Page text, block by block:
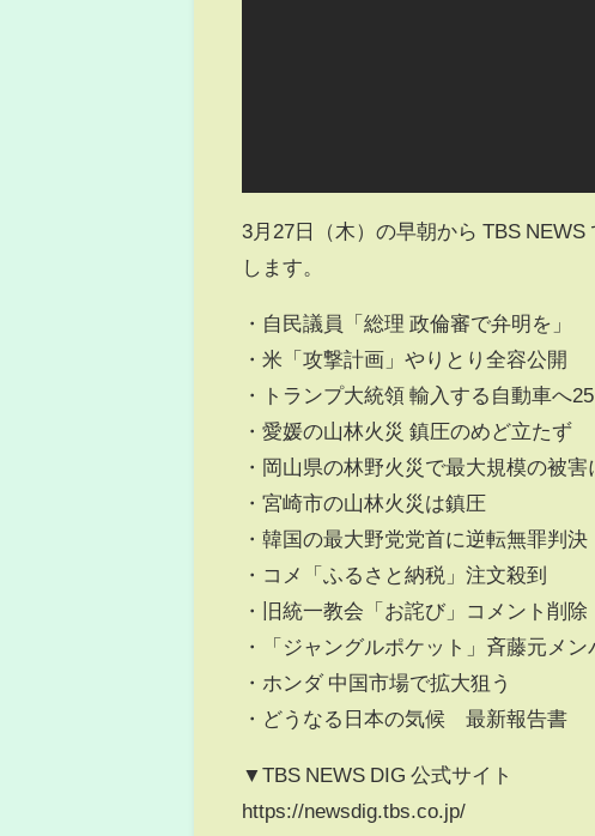
3月27日（木）の早朝から TBS
します。
・自民議員「総理 政倫審で弁明を」
・米「攻撃計画」やりとり全容公開
・トランプ大統領 輸入する自動車へ
・愛媛の山林火災 鎮圧のめど立たず
・岡山県の林野火災で最大規模の被害
・宮崎市の山林火災は鎮圧
・韓国の最大野党党首に逆転無罪判決
・コメ「ふるさと納税」注文殺到
・旧統一教会「お詫び」コメント削除
・「ジャングルポケット」斉藤元メ
・ホンダ 中国市場で拡大狙う
・どうなる日本の気候 最新報告書
▼TBS NEWS DIG 公式サイト
https://newsdig.tbs.co.jp/